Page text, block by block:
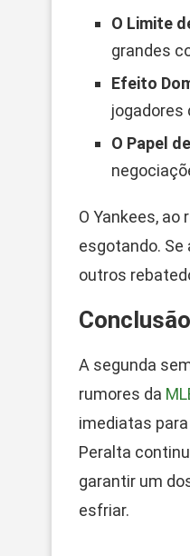
O Limite
grandes
Efeito
jogadores
O Papel
O Yankees,
esgotando. Se
outros
A segunda
rumores da
imediatas
Peralta
garantir um
esfriar.